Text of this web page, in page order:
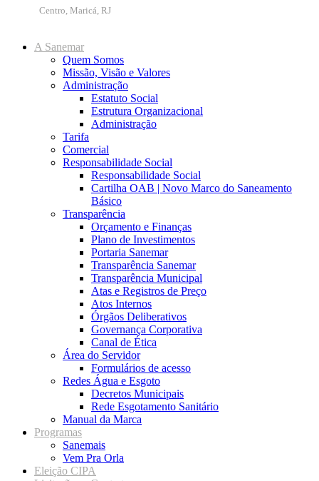
Centro, Maricá, RJ
A Sanemar
Quem Somos
Missão, Visão e Valores
Administração
Estatuto Social
Estrutura Organizacional
Administração
Tarifa
Comercial
Responsabilidade Social
Responsabilidade Social
Cartilha OAB | Novo Marco do Saneamento
Básico
Transparência
Orçamento e Finanças
Plano de Investimentos
Portaria Sanemar
Transparência Sanemar
Transparência Municipal
Atas e Registros de Preço
Atos Internos
Órgãos Deliberativos
Governança Corporativa
Canal de Ética
Área do Servidor
Formulários de acesso
Redes Água e Esgoto
Decretos Municipais
Rede Esgotamento Sanitário
Manual da Marca
Programas
Sanemais
Vem Pra Orla
Eleição CIPA